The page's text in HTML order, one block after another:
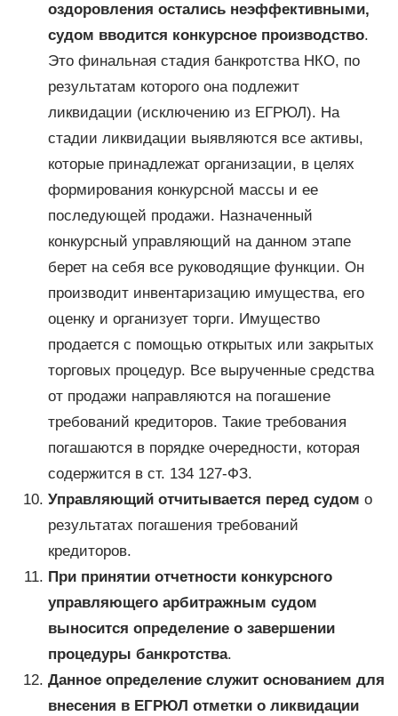
оздоровления остались неэффективными,
судом вводится конкурсное производство.
Это финальная стадия банкротства НКО, по
результатам которого она подлежит
ликвидации (исключению из ЕГРЮЛ). На
стадии ликвидации выявляются все активы,
которые принадлежат организации, в целях
формирования конкурсной массы и ее
последующей продажи. Назначенный
конкурсный управляющий на данном этапе
берет на себя все руководящие функции. Он
производит инвентаризацию имущества, его
оценку и организует торги. Имущество
продается с помощью открытых или закрытых
торговых процедур. Все вырученные средства
от продажи направляются на погашение
требований кредиторов. Такие требования
погашаются в порядке очередности, которая
содержится в ст. 134 127-ФЗ.
Управляющий отчитывается перед судом о
результатах погашения требований
кредиторов.
При принятии отчетности конкурсного
управляющего арбитражным судом
выносится определение о завершении
процедуры банкротства.
Данное определение служит основанием для
внесения в ЕГРЮЛ отметки о ликвидации